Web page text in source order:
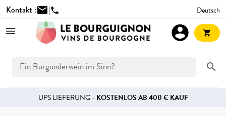
Kontakt :mail|phone Deutsch
search
account_circle shopping_cart
UPS LIEFERUNG - KOSTENLOS AB 400 € KAUF